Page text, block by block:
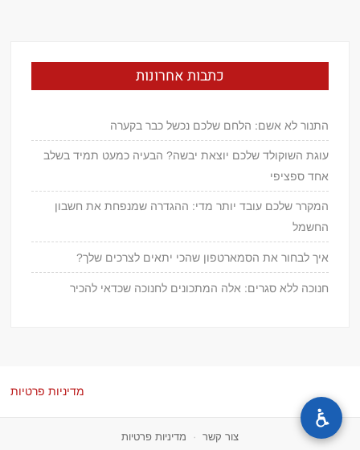
כתבות אחרונות
התנור לא אשם: הלחם שלכם נכשל כבר בקערה
עוגת השוקולד שלכם יוצאת יבשה? הבעיה כמעט תמיד בשלב
אחד ספציפי
המקרר שלכם עובד יותר מדי: ההגדרה שמנפחת את חשבון
החשמל
איך לבחור את הסמארטפון שהכי יתאים לצרכים שלך?
חנוכה ללא סגרים: אלה המתכונים לחנוכה שכדאי להכיר
מדיניות פרטיות
צור קשר · מדיניות פרטיות